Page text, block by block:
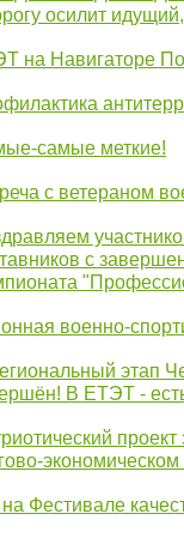
осилит
на Навигаторе
самые меткие!
с ветераном
с
военно-
этап
В ЕТЭТ -
Фестивале